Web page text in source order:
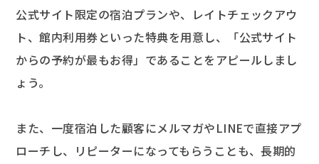
公式サイト限定の宿泊プランや、レイトチェックアウ
ト、館内利用券といった特典を用意し、「公式サイト
からの予約が最もお得」であることをアピールしまし
ょう。
また、一度宿泊した顧客にメルマガやLINEで直接アプ
ローチし、リピーターになってもらうことも、長期的